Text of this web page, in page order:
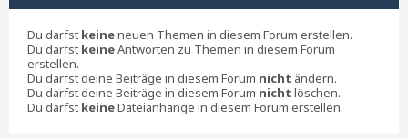
Du darfst keineneuen Themen in diesem Forum erstellen.
Du darfst keineAntworten zu Themen in diesem Forum
erstellen.
Du darfst deine Beiträge in diesem Forum nicht ändern.
Du darfst deine Beiträge in diesem Forum nicht löschen.
Du darfst keineDateianhänge in diesem Forum erstellen.